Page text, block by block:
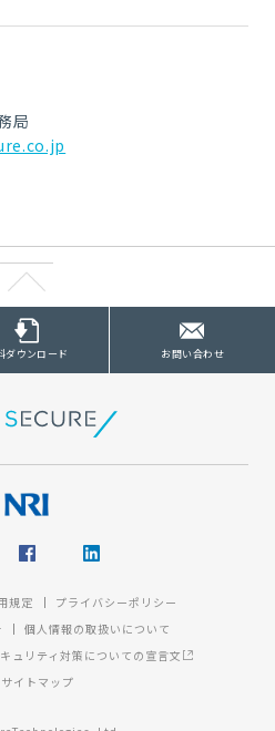
局
ダウンロード お問い合わせ
規定
プライバシーポリシー
個人情報の取扱いについて
ュリティ対策についての宣言文
サイトマップ